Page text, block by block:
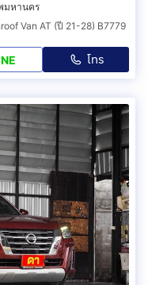
มหานคร
Van AT (ปี 21-28) B7779
โทร